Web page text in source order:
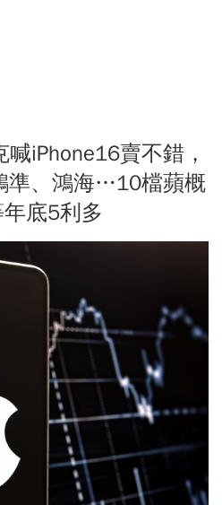
iPhone16賣不錯，
準、鴻海…10檔蘋概
底5利多